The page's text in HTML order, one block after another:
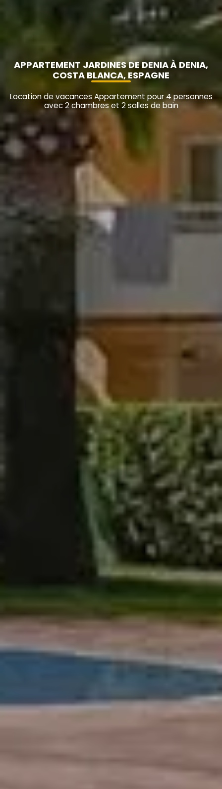
APPARTEMENT JARDINES DE DENIA À DENIA,
COSTA BLANCA, ESPAGNE
Location de vacances Appartement pour 4 personnes
avec 2 chambres et 2 salles de bain